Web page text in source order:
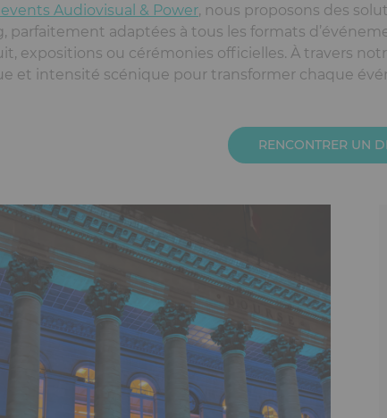
events Audiovisual & Power, nous proposons des
parfaitement adaptées à tous les formats
expositions ou cérémonies officielles. À travers
et intensité scénique pour transformer chaque
RENCONTRER UN